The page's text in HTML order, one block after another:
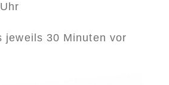
jeweils 30 Minuten vor